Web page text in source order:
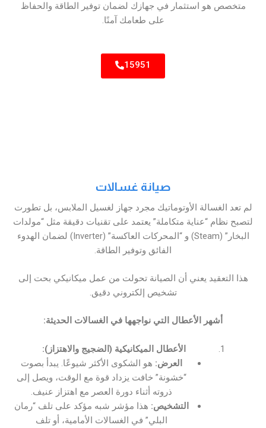
متخصص هو استثمار في جهازك لضمان توفير الطاقة والحفاظ
على طعامك آمنًا.
15951
صيانة غسالات
لم تعد الغسالة الأوتوماتيك مجرد جهاز لغسيل الملابس، بل تطورت
لتصبح نظام “عناية متكاملة” يعتمد على تقنيات دقيقة مثل “مولدات
البخار” (Steam) و “المحركات العاكسة” (Inverter) لضمان الهدوء
الفائق وتوفير الطاقة.
هذا التعقيد يعني أن الصيانة تحولت من عمل ميكانيكي بحت إلى
تشخيص إلكتروني دقيق.
أشهر الأعطال التي نواجهها في الغسالات الحديثة:
الأعطال الميكانيكية (الضجيج والاهتزاز):
العرض: هو الشكوى الأكثر شيوعًا. يبدأ بصوت
“خشونة” خافت يزداد قوة مع الوقت، ويصل إلى
ذروته أثناء دورة العصر مع اهتزاز عنيف.
التشخيص: هذا مؤشر شبه مؤكد على تلف “رمان
البلي” في الغسالات الأمامية، أو تلف